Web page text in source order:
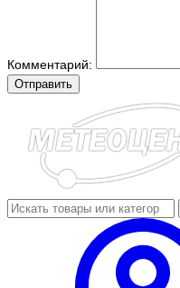
Комментарий:
Отправить